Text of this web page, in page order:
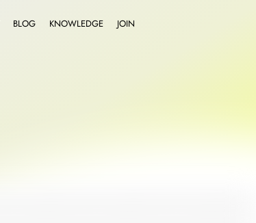
BLOG KNOWLEDGE JOIN